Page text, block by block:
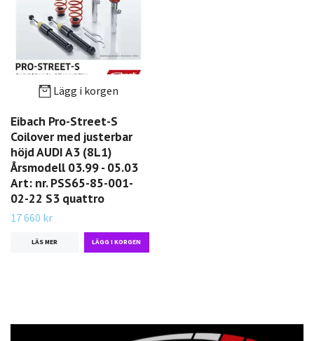
Lägg i korgen
Eibach Pro-Street-S
Coilover med justerbar
höjd AUDI A3 (8L1)
Årsmodell 03.99 - 05.03
Art: nr. PSS65-85-001-
02-22 S3 quattro
17 660 kr
LÄS MER